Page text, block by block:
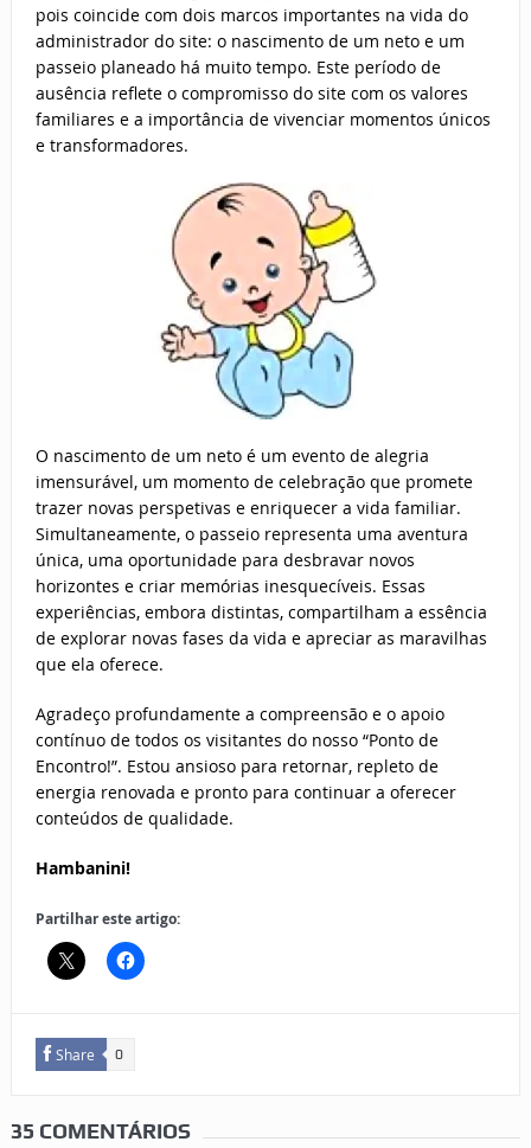
pois coincide com dois marcos importantes na vida do
administrador do site: o nascimento de um neto e um
passeio planeado há muito tempo. Este período de
ausência reflete o compromisso do site com os valores
familiares e a importância de vivenciar momentos únicos
e transformadores.
O nascimento de um neto é um evento de alegria
imensurável, um momento de celebração que promete
trazer novas perspetivas e enriquecer a vida familiar.
Simultaneamente, o passeio representa uma aventura
única, uma oportunidade para desbravar novos
horizontes e criar memórias inesquecíveis. Essas
experiências, embora distintas, compartilham a essência
de explorar novas fases da vida e apreciar as maravilhas
que ela oferece.
Agradeço profundamente a compreensão e o apoio
contínuo de todos os visitantes do nosso “Ponto de
Encontro!”. Estou ansioso para retornar, repleto de
energia renovada e pronto para continuar a oferecer
conteúdos de qualidade.
Hambanini!
Partilhar este artigo:
Share 0
35 COMENTÁRIOS